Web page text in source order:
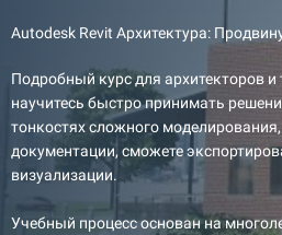
Autodesk Revit Архитектура:
Подробный курс для архитекторов
научитесь быстро принимать
тонкостях сложного
документации, сможете
визуализации.
Учебный процесс основан на